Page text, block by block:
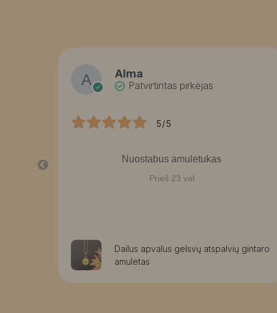
Alma
Patvirtintas pirkėjas
5/5
Nuostabus amuletukas
Prieš 23 val
Dailus apvalus gelsvų atspalvių gintaro
amuletas